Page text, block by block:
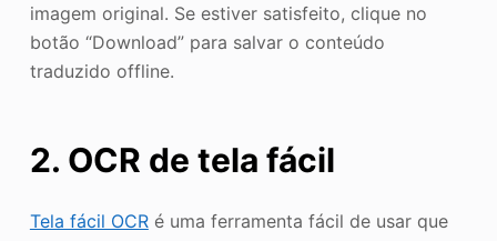
imagem original. Se estiver satisfeito, clique no
botão “Download” para salvar o conteúdo
traduzido offline.
2. OCR de tela fácil
Tela fácil OCRé uma ferramenta fácil de usar que